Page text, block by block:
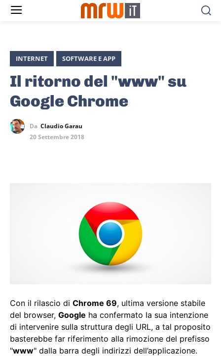
INTERNET SOFTWARE E APP
Il ritorno del "www" su
Google Chrome
Da Claudio Garau
20 Settembre 2018
Con il rilascio di Chrome 69, ultima versione stabile
del browser, Google ha confermato la sua intenzione
di intervenire sulla struttura degli URL, a tal proposito
basterebbe far riferimento alla rimozione del prefisso
"www" dalla barra degli indirizzi dell’applicazione.